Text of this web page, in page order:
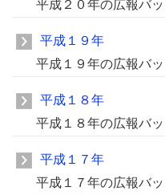
平成２０年の広報バッ
平成１９年
平成１９年の広報バッ
平成１８年
平成１８年の広報バッ
平成１７年
平成１７年の広報バッ